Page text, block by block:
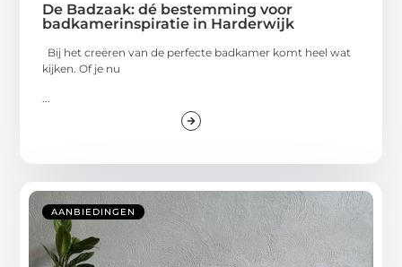
De Badzaak: dé bestemming voor
badkamerinspiratie in Harderwijk
Bij het creëren van de perfecte badkamer komt heel wat
kijken. Of je nu
AANBIEDINGEN